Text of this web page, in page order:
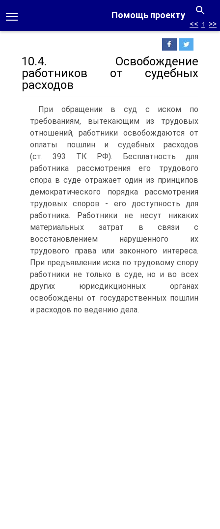
Помощь проекту
<< ↑ >>
10.4. Освобождение
работников от судебных
расходов
При обращении в суд с иском по
требованиям, вытекающим из трудовых
отношений, работники освобождаются от
оплаты пошлин и судебных расходов
(ст. 393 ТК РФ). Бесплатность для
работника рассмотрения его трудового
спора в суде отражает один из принципов
демократического порядка рассмотрения
трудовых споров - его доступность для
работника. Работники не несут никаких
материальных затрат в связи с
восстановлением нарушенного их
трудового права или законного интереса.
При предъявлении иска по трудовому спору
работники не только в суде, но и во всех
других юрисдикционных органах
освобождены от государственных пошлин
и расходов по ведению дела.